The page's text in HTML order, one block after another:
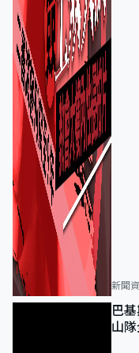
新聞
巴
山